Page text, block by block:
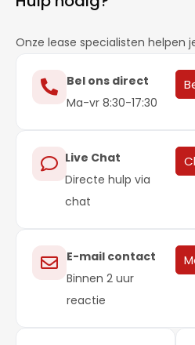
Onze lease specialisten helpen
Bel ons direct
Ma-vr 8:30-17:30
Live Chat
Directe hulp via
chat
E-mail contact
Binnen 2 uur
reactie